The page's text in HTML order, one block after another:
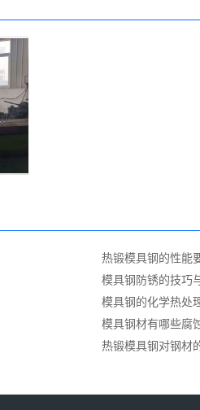
热锻模具钢的性能
模具钢防锈的技巧
模具钢的化学热处
模具钢材有哪些腐
热锻模具钢对钢材